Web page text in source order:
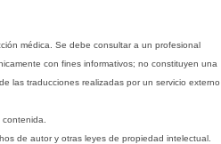
médica. Se debe consultar a un profesional
con fines informativos; no constituyen una
las traducciones realizadas por un servicio externo
de autor y otras leyes de propiedad intelectual.